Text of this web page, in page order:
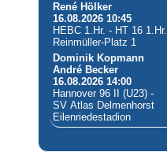
René Hölker
16.08.2026 10:45
HEBC 1.Hr. - HT 16 1.Hr.
Reinmüller-Platz 1
Dominik Kopmann
André Becker
16.08.2026 14:00
Hannover 96 II (U23) -
SV Atlas Delmenhorst
Eilenriedestadion